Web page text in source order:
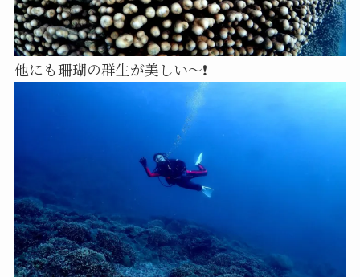
他にも珊瑚の群生が美しい～❗